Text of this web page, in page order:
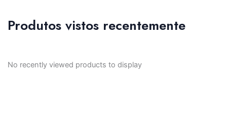
Produtos vistos recentemente
No recently viewed products to display